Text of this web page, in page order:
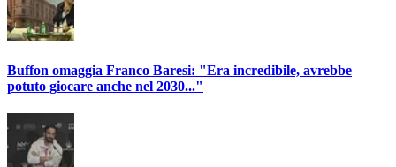
Buffon omaggia Franco Baresi: "Era incredibile, avrebbe
potuto giocare anche nel 2030..."